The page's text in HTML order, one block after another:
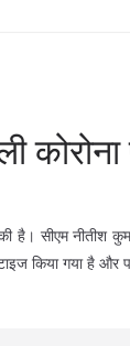
है। सीएम नीतीश
किया गया है और